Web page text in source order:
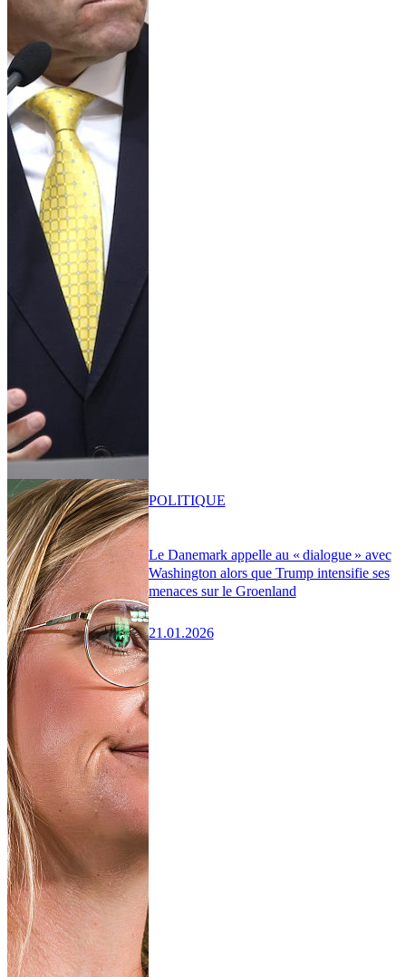
Le Danemark appelle au « dialogue » avec
Washington alors que Trump intensifie ses
menaces sur le Groenland
21.01.2026
POLITIQUE